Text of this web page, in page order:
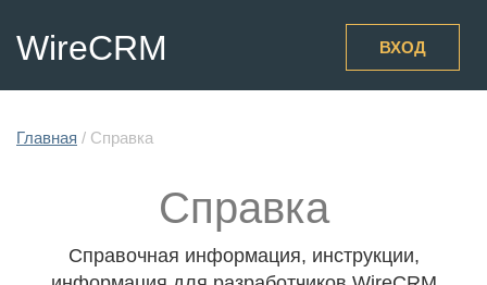
WireCRM ВХОД
Главная / Справка
Справка
Справочная информация, инструкции,